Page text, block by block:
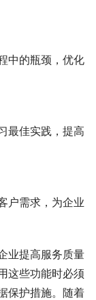
中的瓶颈，优化
最佳实践，提高
户需求，为企业
业提高服务质量
这些功能时必须
保护措施。随着